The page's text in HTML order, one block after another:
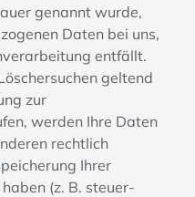
genannt wurde,
Daten bei uns,
entfällt.
geltend
zur
werden Ihre Daten
rechtlich
Ihrer
(z. B. steuer-